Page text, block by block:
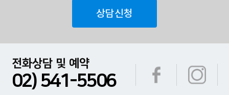
상담신청
전화상담 및 예약
02) 541-5506